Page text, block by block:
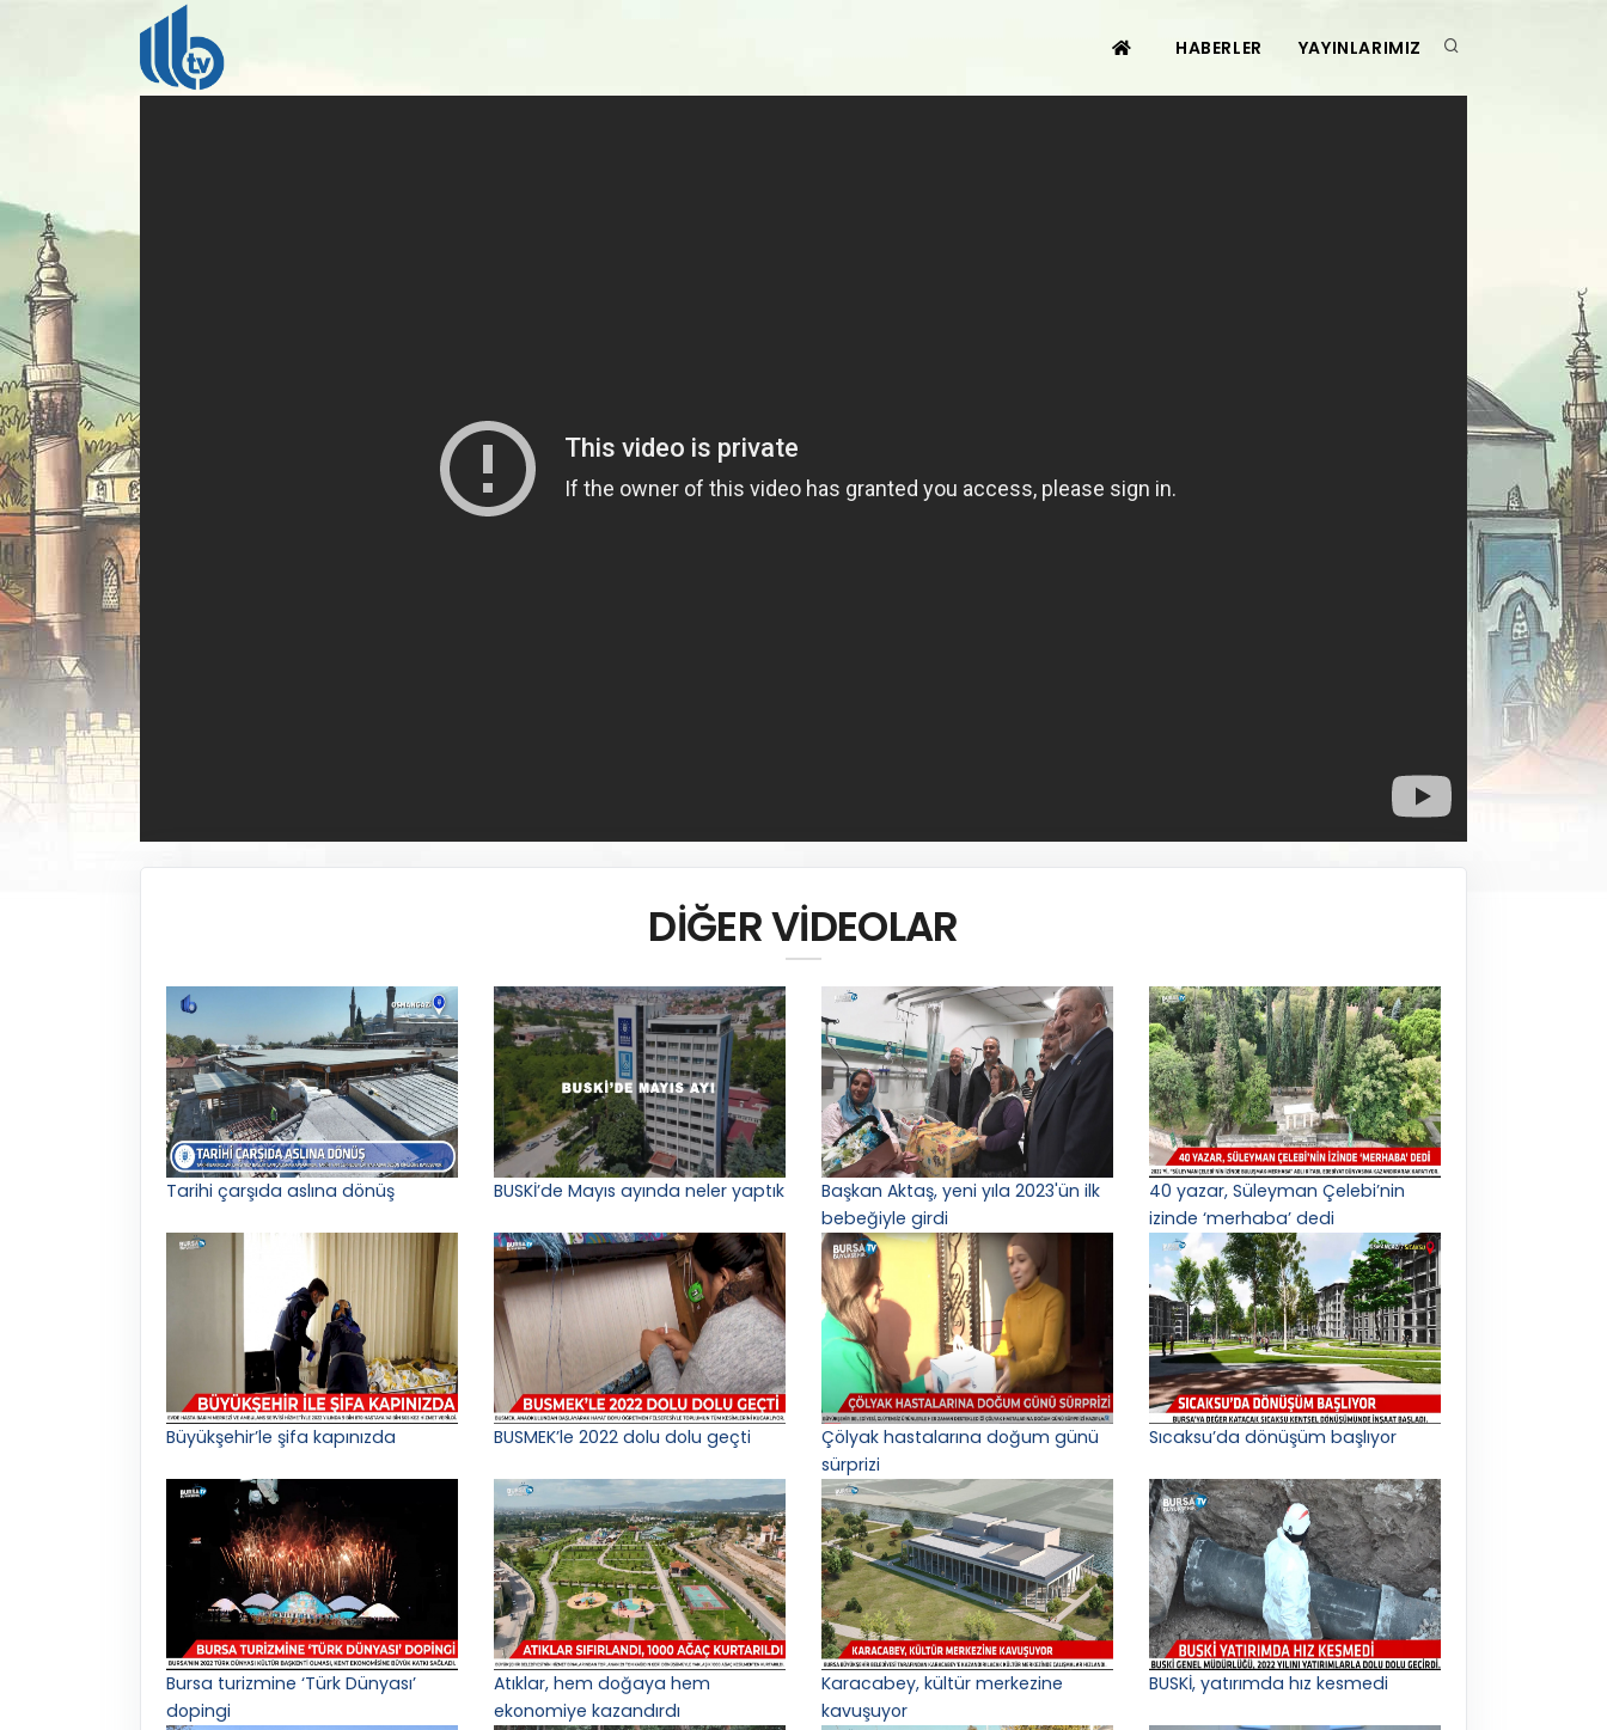
HABERLER YAYINLARIMIZ
DİĞER VİDEOLAR
Tarihi çarşıda aslına dönüş BUSKİ’de Mayıs ayında neler yaptık
Başkan Aktaş, yeni yıla 2023'ün ilk
bebeğiyle girdi
40 yazar, Süleyman Çelebi’nin
izinde ‘merhaba’ dedi
Büyükşehir’le şifa kapınızda BUSMEK’le 2022 dolu dolu geçti
Çölyak hastalarına doğum günü
sürprizi
Sıcaksu’da dönüşüm başlıyor
Bursa turizmine ‘Türk Dünyası’
dopingi
Atıklar, hem doğaya hem
ekonomiye kazandırdı
Karacabey, kültür merkezine
kavuşuyor
BUSKİ, yatırımda hız kesmedi